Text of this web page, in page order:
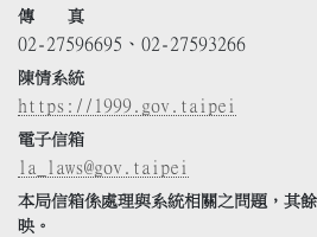
傳 真
02-27596695、02-27593266
陳情系統
https://1999.gov.taipei
電子信箱
la_laws@gov.taipei
本局信箱係處理與系統相關之問題，其
映。